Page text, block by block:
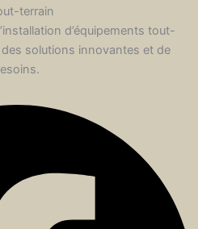
terrain
d’équipements tout-
solutions innovantes et de